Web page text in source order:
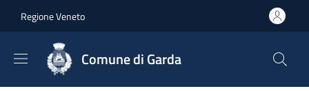
Regione Veneto
Comune di Garda